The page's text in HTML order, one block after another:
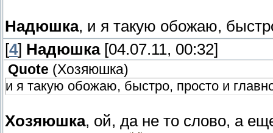
Надюшка, и я такую обожаю,
[4] Надюшка[04.07.11, 00:32]
Quote (Хозяюшка)
и я такую обожаю, быстро, просто и
Хозяюшка, ой, да не то слово, а